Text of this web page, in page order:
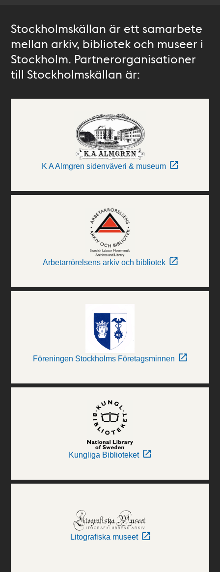
Stockholmskällan är ett samarbete
mellan arkiv, bibliotek och museer i
Stockholm. Partnerorganisationer
till Stockholmskällan är:
K A Almgren sidenväveri & museum
Arbetarrörelsens arkiv och bibliotek
Föreningen Stockholms Företagsminnen
Kungliga Biblioteket
Litografiska museet